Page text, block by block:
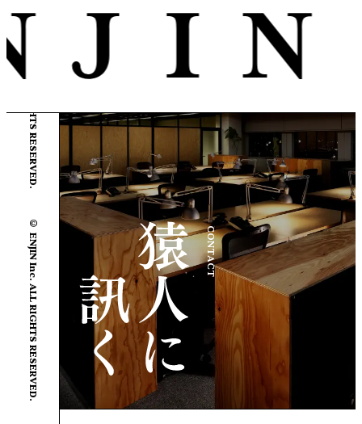
© ENJIN Inc. ALL RIGHTS RESERVED.
© ENJIN Inc. ALL RIGHTS RESERVED.
CONTACT